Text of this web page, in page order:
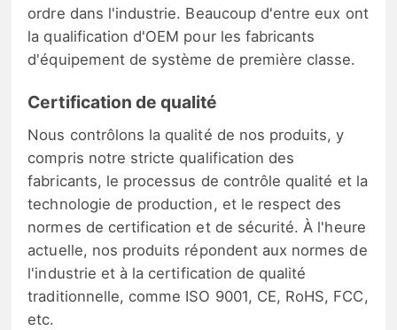
ordre dans l'industrie. Beaucoup d'entre eux ont
la qualification d'OEM pour les fabricants
d'équipement de système de première classe.
Certification de qualité
Nous contrôlons la qualité de nos produits, y
compris notre stricte qualification des
fabricants, le processus de contrôle qualité et la
technologie de production, et le respect des
normes de certification et de sécurité. À l'heure
actuelle, nos produits répondent aux normes de
l'industrie et à la certification de qualité
traditionnelle, comme ISO 9001, CE, RoHS, FCC,
etc.